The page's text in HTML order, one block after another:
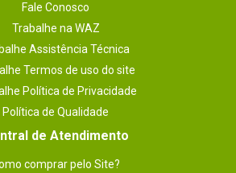
Fale Conosco
Trabalhe na WAZ
Assistência Técnica
Termos de uso do site
Política de Privacidade
Política de Qualidade
de Atendimento
comprar pelo Site?